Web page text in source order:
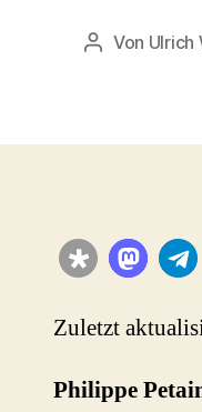
Von Ulrich
Zuletzt
Philippe